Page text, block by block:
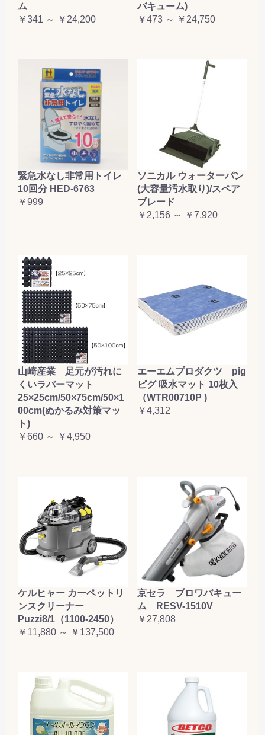
ム
￥341 ～ ￥24,200
バキューム)
￥473 ～ ￥24,750
緊急水なし非常用トイレ
10回分 HED-6763
￥999
ソニカル ウォーターパン
(大容量汚水取り)/スペア
ブレード
￥2,156 ～ ￥7,920
山崎産業 足元が汚れに
くいラバーマット
25×25cm/50×75cm/50×1
00cm(ぬかるみ対策マッ
ト)
￥660 ～ ￥4,950
エーエムプロダクツ pig
ピグ 吸水マット 10枚入
（WTR00710P )
￥4,312
ケルヒャー カーペットリ
ンスクリーナー
Puzzi8/1（1100-2450）
￥11,880 ～ ￥137,500
京セラ ブロワバキュー
ム RESV-1510V
￥27,808